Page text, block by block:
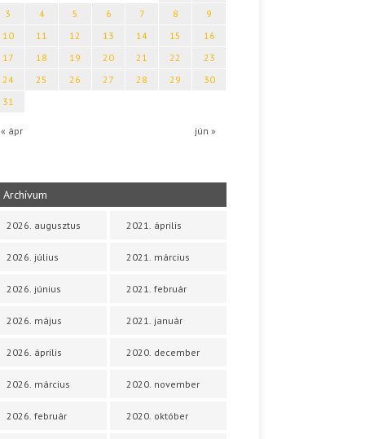
« ápr jún »
3
4 5 6 7 8
9
10
11 12 13 14 15
16
17
18 19 20 21 22
23
24
25 26 27 28 29
30
31
Archívum
2026. augusztus
2026. július
2026. június
2026. május
2026. április
2026. március
2026. február
2021. április
2021. március
2021. február
2021. január
2020. december
2020. november
2020. október